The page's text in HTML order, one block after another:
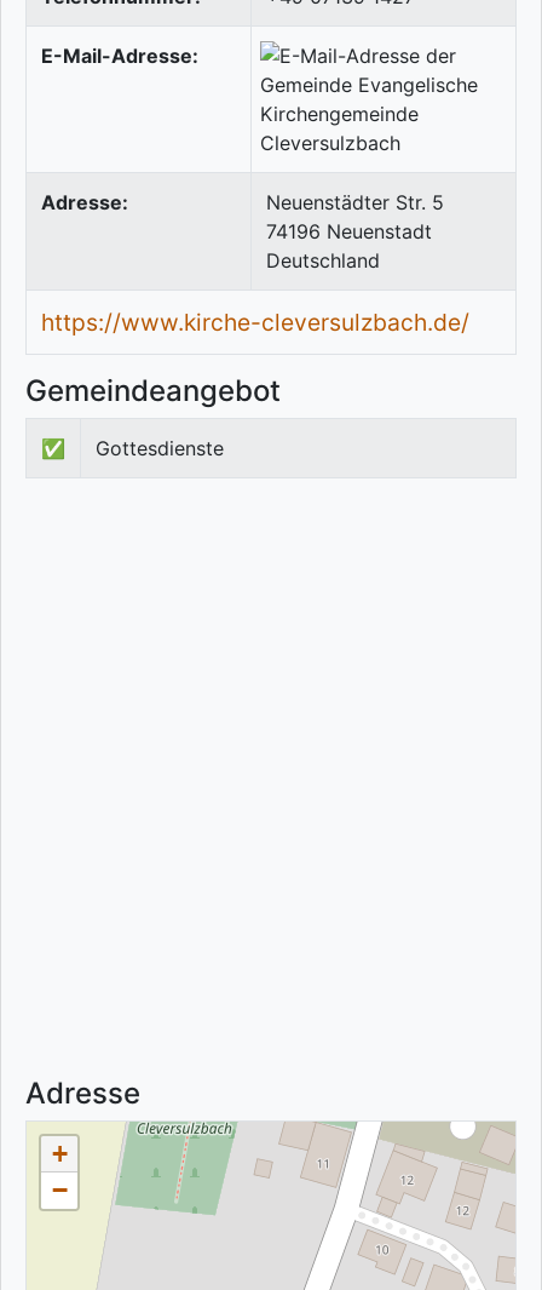
E-Mail-Adresse:
Adresse:
Neuenstädter Str. 5
74196 Neuenstadt
Deutschland
https://www.kirche-cleversulzbach.de/
Gemeindeangebot
✅ Gottesdienste
Adresse
+
−